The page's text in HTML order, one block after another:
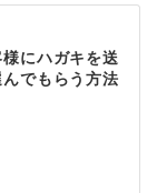
にハガキを送
でもらう方法